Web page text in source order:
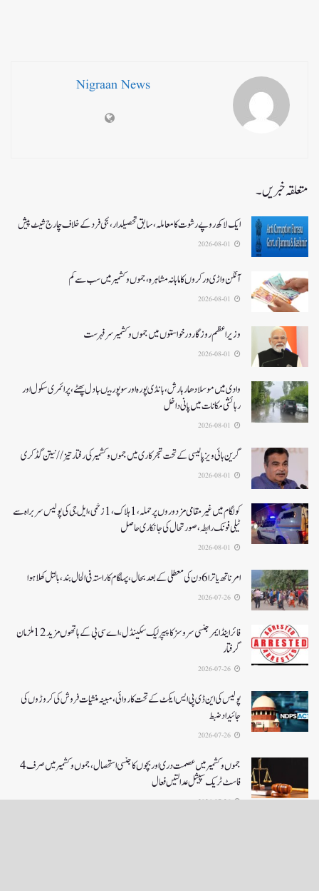
Nigraan News
متعلقہ خبریں۔
ایک لاکھ روپے رشوت کا معاملہ،سابق تحصیلدار، نجی فرد کے خلاف چارج شیٹ پیش
آنگن واڑی ورکروں کا ماہانہ مشاہرہ، جموں و کشمیر میں سب سے کم
وزیر اعظم روزگار درخواستوں میں جموں و کشمیر سرفہرست
وادی میں موسلادھار بارش،بانڈی پورہ اور سوپور میںبادل پھٹے، پرائمری سکول اور
رہائشی مکانات میں پانی داخل
گرین ہائی ویز پالیسی کے تحت شجرکاری میں جموں و کشمیر کی رفتار تیز// نیتن گڈکری
کولگام میں غیر مقامی مزدوروں پر حملہ،1ہلاک،1زخمی،ایل جی کی پولیس سربراہ سے
ٹیلی فونک رابطہ، صورتحال کی جانکاری حاصل
امرناتھ یاترا 6دن کی معطلی کے بعد بحال،پہلگام کا راستہ فی الحال بند، بالتل کھلا ہوا
فائر اینڈ ایمرجنسی سروسز کا پیپر لیک سکینڈل،اے سی بی کے ہاتھوں مزید 12 ملزمان
گرفتار
پولیس کی این ڈی پی ایس ایکٹ کے تحت کاروائی، مبینہ منشیات فروش کی کروڑوں کی
جائیداد ضبط
جموں و کشمیر میں عصمت دری اور بچوں کا جنسی استحصال،جموں و کشمیر میں صرف 4
فاسٹ ٹریک سپیشل عدالتیں فعال
2026-07-26